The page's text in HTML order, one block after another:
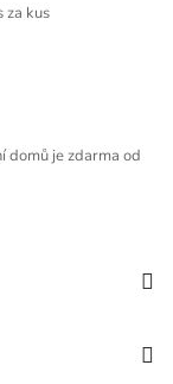
za kus
domů je zdarma od